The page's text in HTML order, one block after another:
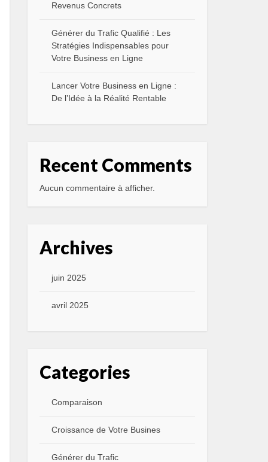
Revenus Concrets
Générer du Trafic Qualifié : Les
Stratégies Indispensables pour
Votre Business en Ligne
Lancer Votre Business en Ligne :
De l’Idée à la Réalité Rentable
Recent Comments
Aucun commentaire à afficher.
Archives
juin 2025
avril 2025
Categories
Comparaison
Croissance de Votre Busines
Générer du Trafic